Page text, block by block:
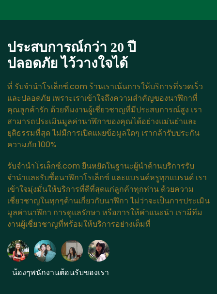
ประสบการณ์กว่า 20 ปี
ปลอดภัย ไว้วางใจได้​
ที่ รับจำนำโรเล็กซ์.com ร้านเราเน้นการให้บริการที่รวดเร็ว
และปลอดภัย เพราะเราเข้าใจถึงความสำคัญของนาฬิกาที่
คุณลูกค้ารัก ด้วยทีมงานผู้เชี่ยวชาญที่มีประสบการณ์สูง เรา
สามารถประเมินมูลค่านาฬิกาของคุณได้อย่างแม่นยำและ
ยุติธรรมที่สุด ไม่มีการเปิดแผยข้อมูลใดๆ เรากล้ารับประกัน
ความภัย 100%
รับจำนำโรเล็กซ์.com ยืนหยัดในฐานะผู้นำด้านบริการรับ
จำนำและรับซื้อนาฬิกาโรเล็กซ์ และแบรนด์หรูทุกแบรนด์ เรา
เข้าใจมุ่งมั่นให้บริการที่ดีที่สุดแก่ลูกค้าทุกท่าน ด้วยความ
เชี่ยวชาญในทุกๆด้านเกี่ยวกับนาฬิกา ไม่ว่าจะเป็นการประเมิน
มูลค่านาฬิกา การดูแลรักษา หรือการให้คำแนะนำ เรามีทีม
งานผู้เชี่ยวชาญที่พร้อมให้บริการอย่างเต็มที่​
น้องๆพนักงานต้อนรับของเรา